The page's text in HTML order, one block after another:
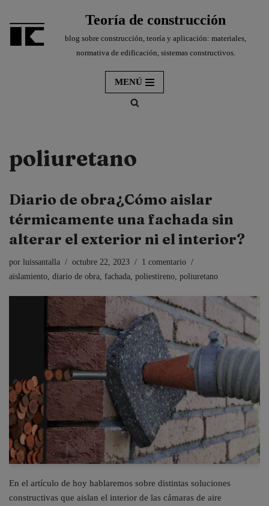
al
Teoría de construcción
blog sobre construcción, teoría y aplicación: materiales,
normativa de edificación, sistemas constructivos.
MENÚ
poliuretano
Diario de obra¿Cómo aislar
térmicamente una fachada sin
alterar el exterior ni el interior?
por luissantalla octubre 22, 2023
1 comentario
aislamiento, diario de obra, fachada, poliestireno, poliuretano
En el artículo de hoy hablaremos sobre distintas soluciones
constructivas que aislan el interior de las cámaras de aire